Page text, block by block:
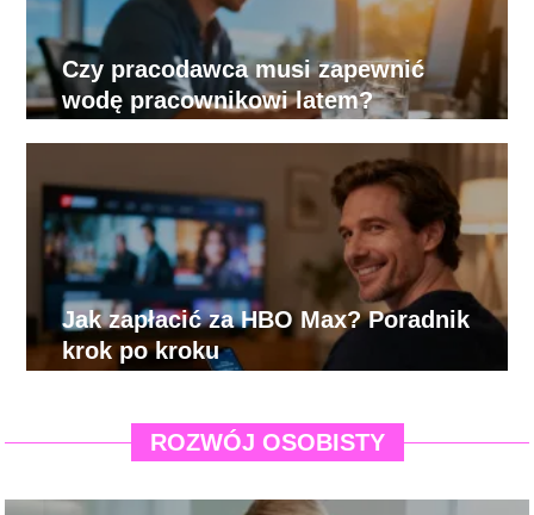
Czy pracodawca musi zapewnić
wodę pracownikowi latem?
Jak zapłacić za HBO Max? Poradnik
krok po kroku
ROZWÓJ OSOBISTY